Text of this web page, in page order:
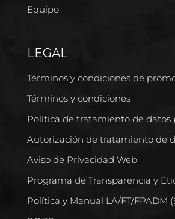
Equipo
LEGAL
Términos y condiciones de
Términos y condiciones
Política de tratamiento de datos
Autorización de tratamiento de
Aviso de Privacidad Web
Programa de Transparencia y
Política y Manual LA/FT/FPADM